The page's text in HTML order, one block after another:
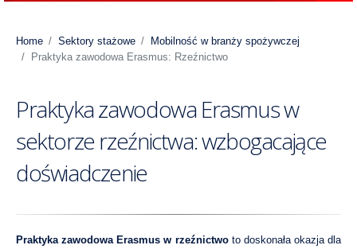
Home Sektory stażowe
Mobilność w branży spożywczej
Praktyka zawodowa Erasmus: Rzeźnictwo
Praktyka zawodowa Erasmus w
sektorze rzeźnictwa: wzbogacające
doświadczenie
Praktyka zawodowa Erasmus w rzeźnictwo to doskonała okazja dla